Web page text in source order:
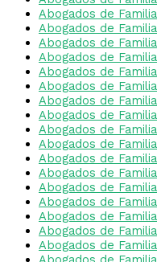
Abogados de
Abogados de
Abogados de
Abogados de
Abogados de
Abogados de
Abogados de
Abogados de
Abogados de
Abogados de
Abogados de
Abogados de
Abogados de
Abogados de
Abogados de
Abogados de
Abogados de